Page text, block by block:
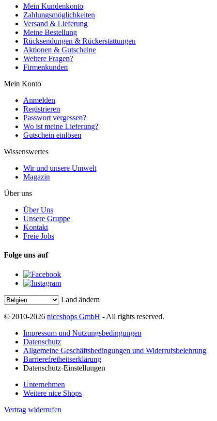
Mein Kundenkonto
Zahlungsmöglichkeiten
Versand & Lieferung
Meine Bestellung
Rücksendungen & Rückerstattungen
Aktionen & Gutscheine
Weitere Fragen?
Firmenkunden
Mein Konto
Anmelden
Registrieren
Passwort vergessen?
Wo ist meine Lieferung?
Gutschein einlösen
Wissenswertes
Wir und unsere Umwelt
Magazin
Über uns
Über Uns
Unsere Gruppe
Kontakt
Freie Jobs
Folge uns auf
Land ändern
© 2010-2026 niceshops GmbH - All rights reserved.
Impressum und Nutzungsbedingungen
Datenschutz
Allgemeine Geschäftsbedingungen und Widerrufsbelehrung
Barrierefreiheitserklärung
Datenschutz-Einstellungen
Unternehmen
Weitere nice Shops
Vertrag widerrufen